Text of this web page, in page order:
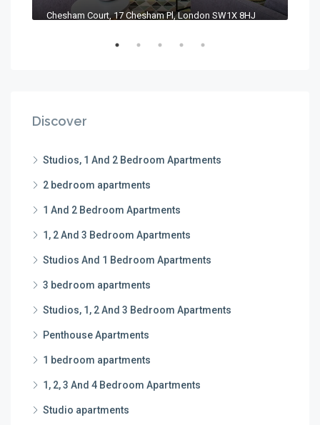
Chesham Court, 17 Chesham Pl, London SW1X 8HJ
Discover
Studios, 1 And 2 Bedroom Apartments
2 bedroom apartments
1 And 2 Bedroom Apartments
1, 2 And 3 Bedroom Apartments
Studios And 1 Bedroom Apartments
3 bedroom apartments
Studios, 1, 2 And 3 Bedroom Apartments
Penthouse Apartments
1 bedroom apartments
1, 2, 3 And 4 Bedroom Apartments
Studio apartments